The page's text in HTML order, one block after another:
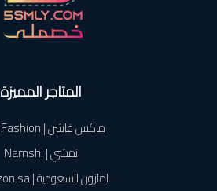
المتاجر المميزة
ماكس فاشن | Max Fashion
نمشي | Namshi
امازون السعودية | Amazon.sa